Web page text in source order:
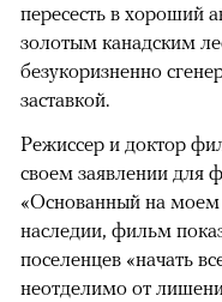
пересесть в хороший
золотым канадским
безукоризненно
заставкой.
Режиссер и доктор
своем заявлении для
«Основанный на
наследии, фильм
поселенцев «начать
неотделимо от